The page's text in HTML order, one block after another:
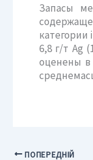
Запасы
категории
6,8 г/т Ag
оценены в
ПОПЕРЕДНІЙ